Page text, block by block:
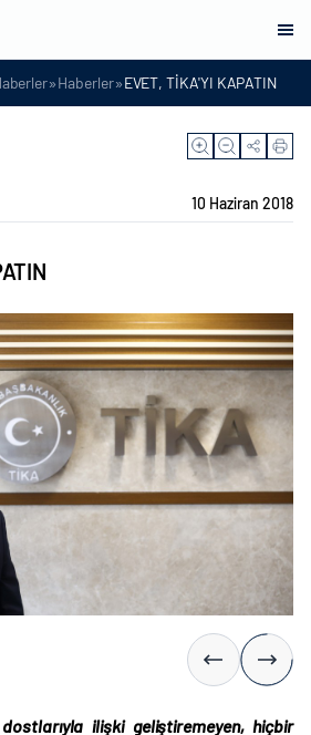
»Haberler»EVET, TİKA'YI KAPATIN
10 Haziran 2018
ilişki geliştiremeyen, hiçbir